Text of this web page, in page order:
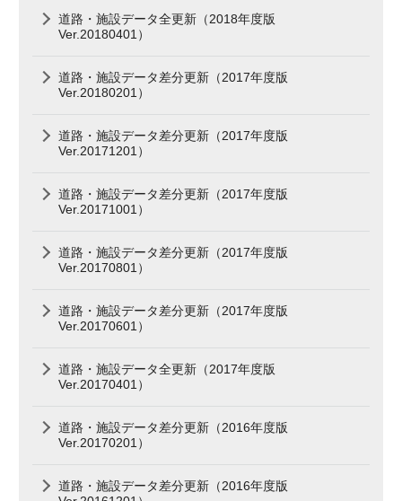
道路・施設データ全更新（2018年度版
Ver.20180401）
道路・施設データ差分更新（2017年度版
Ver.20180201）
道路・施設データ差分更新（2017年度版
Ver.20171201）
道路・施設データ差分更新（2017年度版
Ver.20171001）
道路・施設データ差分更新（2017年度版
Ver.20170801）
道路・施設データ差分更新（2017年度版
Ver.20170601）
道路・施設データ全更新（2017年度版
Ver.20170401）
道路・施設データ差分更新（2016年度版
Ver.20170201）
道路・施設データ差分更新（2016年度版